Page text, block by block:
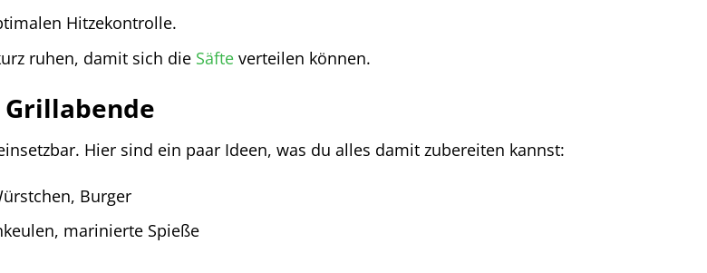
Hitzekontrolle.
ruhen, damit sich die Säfteverteilen können.
Hier sind ein paar Ideen, was du alles damit zubereiten kannst:
Burger
marinierte Spieße